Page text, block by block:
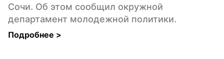
Сочи. Об этом сообщил окружной
департамент молодежной политики.
Подробнее >